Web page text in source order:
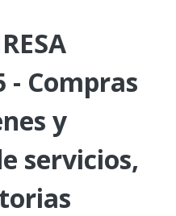
- Compras
y
servicios,